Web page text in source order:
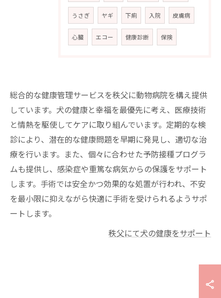
うさぎ ヤギ 下痢 入院 皮膚病
心臓 エコー 健康診断 保険
総合的な健康管理サービスを秩父に動物病院を構え提供
しています。犬の健康と幸福を最優先に考え、医療技術
と情熱を駆使してケアに取り組んでいます。定期的な検
診により、潜在的な健康問題を早期に発見し、適切な治
療を行います。また、個々に合わせた予防接種プログラ
ムも提供し、感染症や重篤な病気からの保護をサポート
します。手術では安全かつ効果的な処置が行われ、不安
を最小限に抑えながら快適に手術を受けられるようサポ
ートします。
秩父にて犬の健康をサポート